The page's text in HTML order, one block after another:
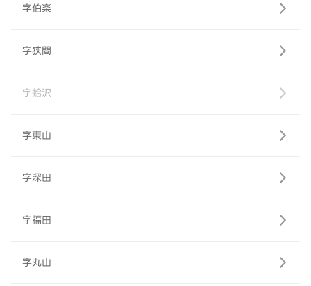
字伯楽
字狭間
字蛤沢
字東山
字深田
字福田
字丸山